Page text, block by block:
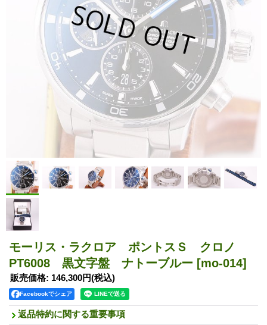
モーリス・ラクロア ポントスＳ クロノ
PT6008 黒文字盤 ナトーブルー [mo-014]
販売価格: 146,300円(税込)
Facebookでシェア
返品特約に関する重要事項